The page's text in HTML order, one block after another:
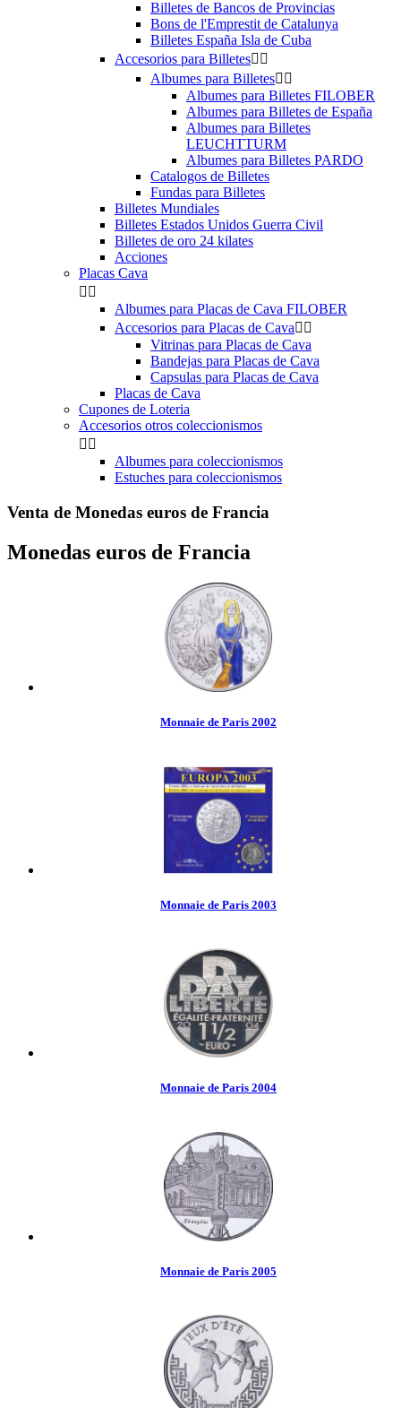
Billetes de Bancos de Provincias
Bons de l'Emprestit de Catalunya
Billetes España Isla de Cuba
Accesorios para Billetes 
Albumes para Billetes 
Albumes para Billetes FILOBER
Albumes para Billetes de España
Albumes para Billetes
LEUCHTTURM
Albumes para Billetes PARDO
Catalogos de Billetes
Fundas para Billetes
Billetes Mundiales
Billetes Estados Unidos Guerra Civil
Billetes de oro 24 kilates
Acciones
Placas Cava
 
Albumes para Placas de Cava FILOBER
Accesorios para Placas de Cava 
Vitrinas para Placas de Cava
Bandejas para Placas de Cava
Capsulas para Placas de Cava
Placas de Cava
Cupones de Loteria
Accesorios otros coleccionismos
 
Albumes para coleccionismos
Estuches para coleccionismos
Venta de Monedas euros de Francia
Monedas euros de Francia
Monnaie de Paris 2002
Monnaie de Paris 2003
Monnaie de Paris 2004
Monnaie de Paris 2005